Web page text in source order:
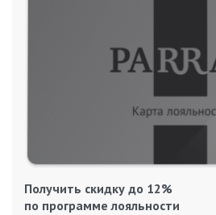
Получить скидку до 12%
по программе лояльности